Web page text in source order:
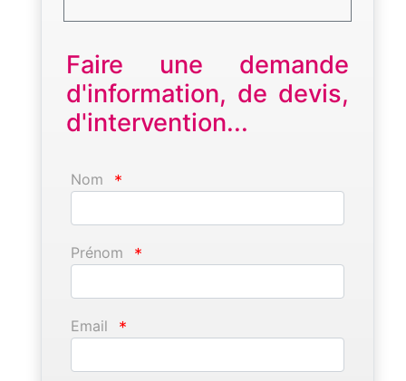
Faire une demande
d'information, de devis,
d'intervention...
Nom *
Prénom *
Email *